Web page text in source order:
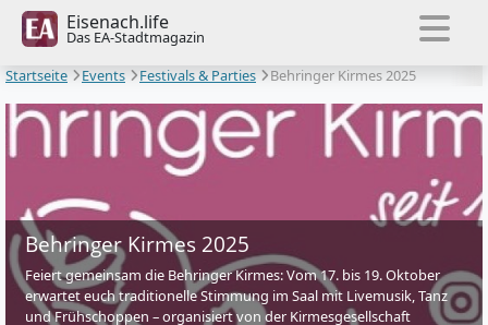
Eisenach.life
Das EA-Stadtmagazin
Startseite
Events Festivals & Parties Behringer Kirmes 2025
Behringer Kirmes 2025
Feiert gemeinsam die Behringer Kirmes: Vom 17. bis 19. Oktober
erwartet euch traditionelle Stimmung im Saal mit Livemusik, Tanz
und Frühschoppen – organisiert von der Kirmesgesellschaft